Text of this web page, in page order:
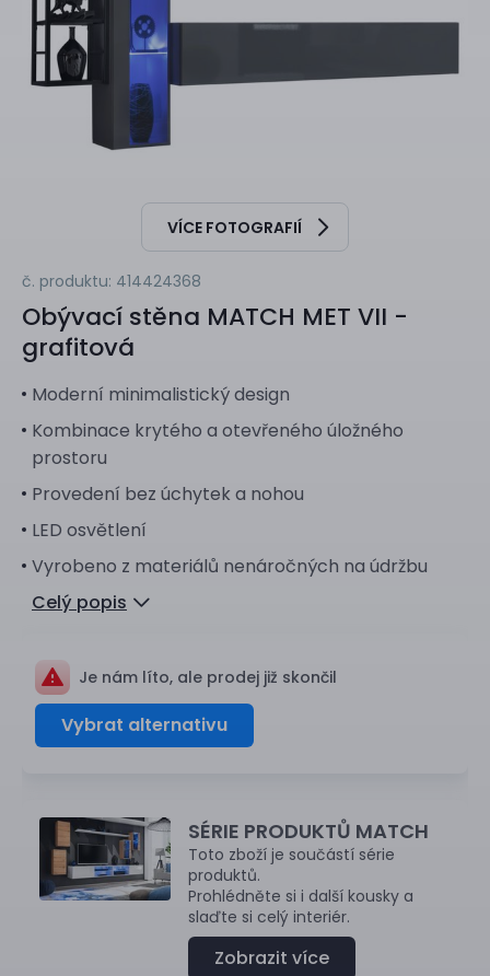
VÍCE FOTOGRAFIÍ
č. produktu: 414424368
Obývací stěna MATCH MET VII -
grafitová
Moderní minimalistický design
Kombinace krytého a otevřeného úložného
prostoru
Provedení bez úchytek a nohou
LED osvětlení
Vyrobeno z materiálů nenáročných na údržbu
Celý popis
Je nám líto, ale prodej již skončil
Vybrat alternativu
SÉRIE PRODUKTŮ MATCH
Toto zboží je součástí série
produktů.
Prohlédněte si i další kousky a
slaďte si celý interiér.
Zobrazit více